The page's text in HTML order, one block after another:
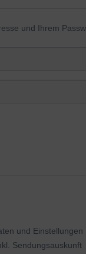
und Ihrem
und Einstellungen
Sendungsauskunft